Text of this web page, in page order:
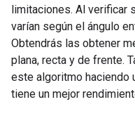
limitaciones. Al verificar
varían según el ángulo
Obtendrás las obtener
plana, recta y de frente.
este algoritmo haciendo
tiene un mejor